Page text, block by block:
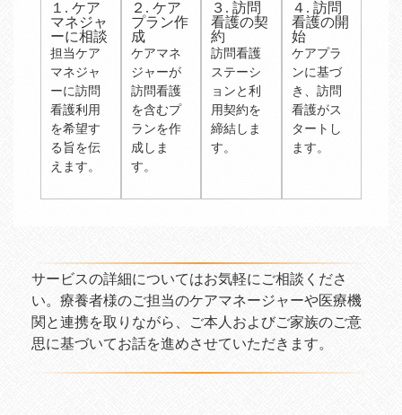
１. ケア
マネジャ
ーに相談
担当ケア
マネジャ
ーに訪問
看護利用
を希望す
る旨を伝
えます。
２. ケア
プラン作
成
ケアマネ
ジャーが
訪問看護
を含むプ
ランを作
成しま
す。
３. 訪問
看護の契
約
訪問看護
ステーシ
ョンと利
用契約を
締結しま
す。
４. 訪問
看護の開
始
ケアプラ
ンに基づ
き、訪問
看護がス
タートし
ます。
サービスの詳細についてはお気軽にご相談くださ
い。療養者様のご担当のケアマネージャーや医療機
関と連携を取りながら、ご本人およびご家族のご意
思に基づいてお話を進めさせていただきます。